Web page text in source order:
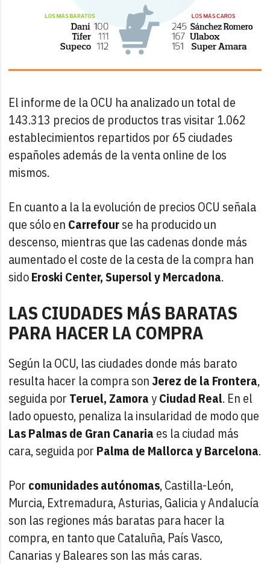
El informe de la OCU ha analizado un total de
143.313 precios de productos tras visitar 1.062
establecimientos repartidos por 65 ciudades
españoles además de la venta online de los
mismos.
En cuanto a la la evolución de precios OCU señala
que sólo en Carrefourse ha producido un
descenso, mientras que las cadenas donde más
aumentado el coste de la cesta de la compra han
sidoEroski Center, Supersol y Mercadona.
LAS CIUDADES MÁS BARATAS
PARA HACER LA COMPRA
Según la OCU, las ciudades donde más barato
resulta hacer la compra sonJerez de la Frontera,
seguida por Teruel, ZamorayCiudad Real. En el
lado opuesto, penaliza la insularidad de modo que
Las Palmas de Gran Canaria es la ciudad más
cara, seguida por Palma de Mallorca y Barcelona.
Por comunidades autónomas, Castilla-León,
Murcia, Extremadura, Asturias, Galicia y Andalucía
son las regiones más baratas para hacer la
compra, en tanto que Cataluña, País Vasco,
Canarias y Baleares son las más caras.